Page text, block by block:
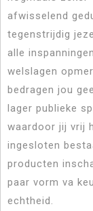
afwisselend
tegenstrijdig
alle
welslagen
bedragen jou
lager publieke
waardoor jij vrij
ingesloten
producten
paar vorm va
echtheid.